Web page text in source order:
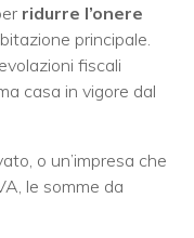
ridurre l’onere
principale.
fiscali
casa in vigore dal
o un’impresa che
le somme da